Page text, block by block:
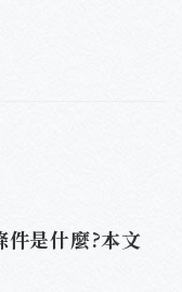
件是什麼?本文